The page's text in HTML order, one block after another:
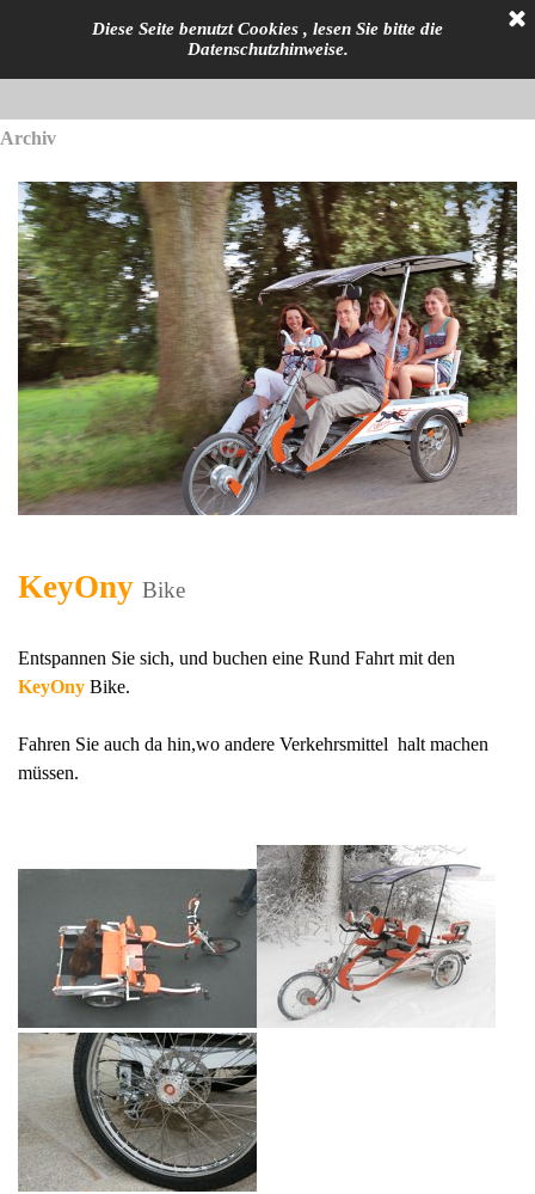
Diese Seite benutzt Cookies , lesen Sie bitte die
Datenschutzhinweise.
Archiv
KeyOny Bike
Entspannen Sie sich, und buchen eine Rund Fahrt mit den
KeyOny Bike.
Fahren Sie auch da hin,wo andere Verkehrsmittel halt machen
müssen.